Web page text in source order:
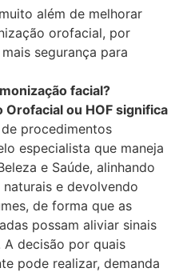
além de melhorar
orofacial, por
segurança para
facial?
Orofacial ou HOF significa
procedimentos
especialista que maneja
e Saúde, alinhando
e devolvendo
de forma que as
possam aliviar sinais
decisão por quais
pode realizar, demanda